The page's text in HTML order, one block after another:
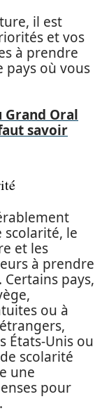
il est
et vos
à prendre
pays où vous
Grand Oral
savoir
scolarité, le
et les
à prendre
pays,
ou à
États-Unis ou
scolarité
une
pour